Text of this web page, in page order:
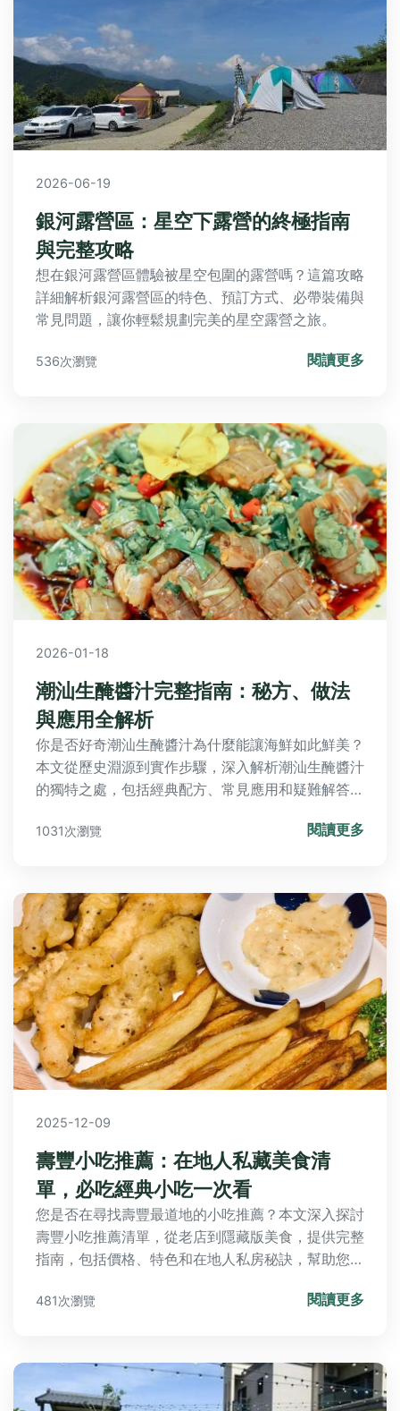
2026-06-19
銀河露營區：星空下露營的終極指南
與完整攻略
想在銀河露營區體驗被星空包圍的露營嗎？這篇攻略
詳細解析銀河露營區的特色、預訂方式、必帶裝備與
常見問題，讓你輕鬆規劃完美的星空露營之旅。
536次瀏覽 閱讀更多
2026-01-18
潮汕生醃醬汁完整指南：秘方、做法
與應用全解析
你是否好奇潮汕生醃醬汁為什麼能讓海鮮如此鮮美？
本文從歷史淵源到實作步驟，深入解析潮汕生醃醬汁
的獨特之處，包括經典配方、常見應用和疑難解答，
1031次瀏覽 閱讀更多
2025-12-09
壽豐小吃推薦：在地人私藏美食清
單，必吃經典小吃一次看
您是否在尋找壽豐最道地的小吃推薦？本文深入探討
壽豐小吃推薦清單，從老店到隱藏版美食，提供完整
指南，包括價格、特色和在地人私房秘訣，幫助您規
481次瀏覽 閱讀更多